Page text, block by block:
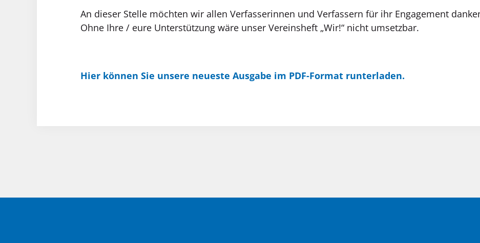
An dieser Stelle möchten wir allen Verfasserinnen und Verfassern für ihr Engagement
Ohne Ihre / eure Unterstützung wäre unser Vereinsheft „Wir!“ nicht umsetzbar.
Hier können Sie unsere neueste Ausgabe im PDF-Format runterladen.